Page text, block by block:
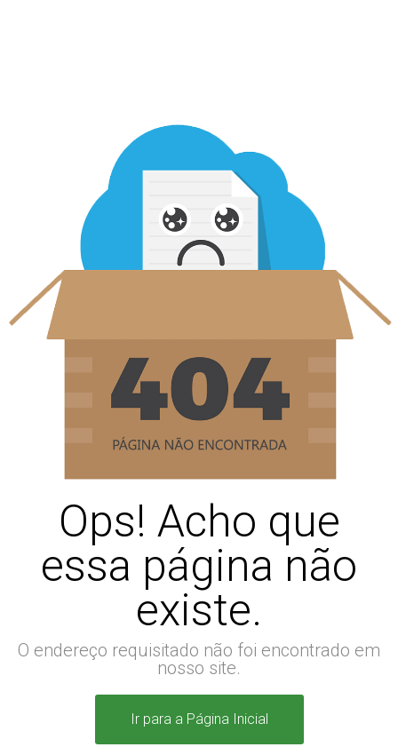
Ops! Acho que
essa página não
existe.
O endereço requisitado não foi encontrado em
nosso site.
Ir para a Página Inicial